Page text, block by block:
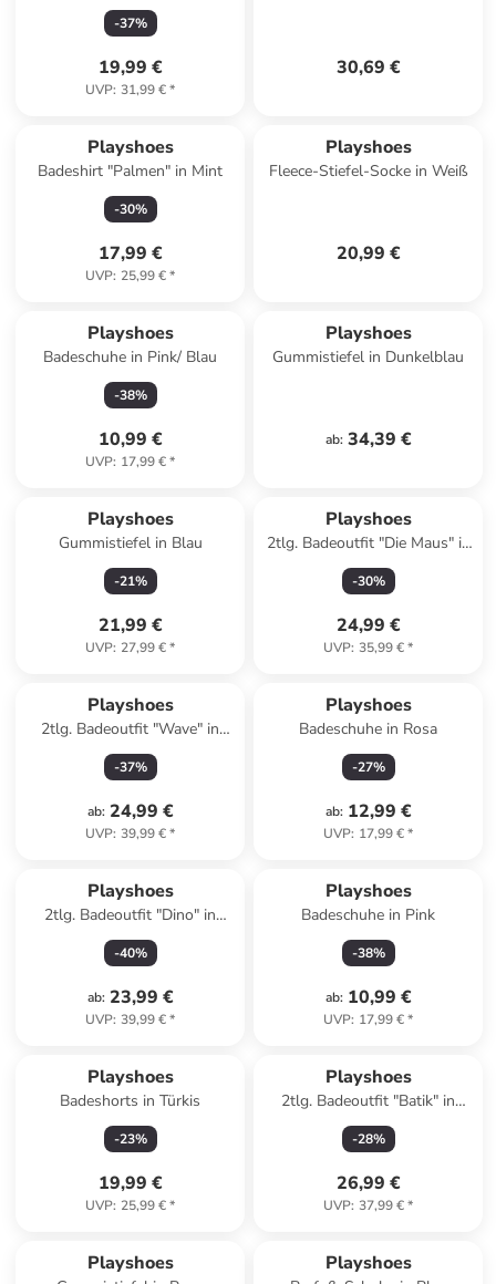
-37%
19,99 €
UVP: 31,99 €*
30,69 €
Playshoes
Badeshirt "Palmen" in Mint
-30%
17,99 €
UVP: 25,99 €*
Playshoes
Fleece-Stiefel-Socke in Weiß
20,99 €
Playshoes
Badeschuhe in Pink/ Blau
-38%
10,99 €
UVP: 17,99 €*
Playshoes
Gummistiefel in Dunkelblau
ab: 34,39 €
Playshoes
Gummistiefel in Blau
-21%
21,99 €
UVP: 27,99 €*
Playshoes
2tlg. Badeoutfit "Die Maus" in
Blau
-30%
24,99 €
UVP: 35,99 €*
Playshoes
2tlg. Badeoutfit "Wave" in
Grün
-37%
ab: 24,99 €
UVP: 39,99 €*
Playshoes
Badeschuhe in Rosa
-27%
ab: 12,99 €
UVP: 17,99 €*
Playshoes
2tlg. Badeoutfit "Dino" in
Creme/ Hellblau
-40%
ab: 23,99 €
UVP: 39,99 €*
Playshoes
Badeschuhe in Pink
-38%
ab: 10,99 €
UVP: 17,99 €*
Playshoes
Badeshorts in Türkis
-23%
19,99 €
UVP: 25,99 €*
Playshoes
2tlg. Badeoutfit "Batik" in
Rosa/ Blau
-28%
26,99 €
UVP: 37,99 €*
Playshoes Playshoes